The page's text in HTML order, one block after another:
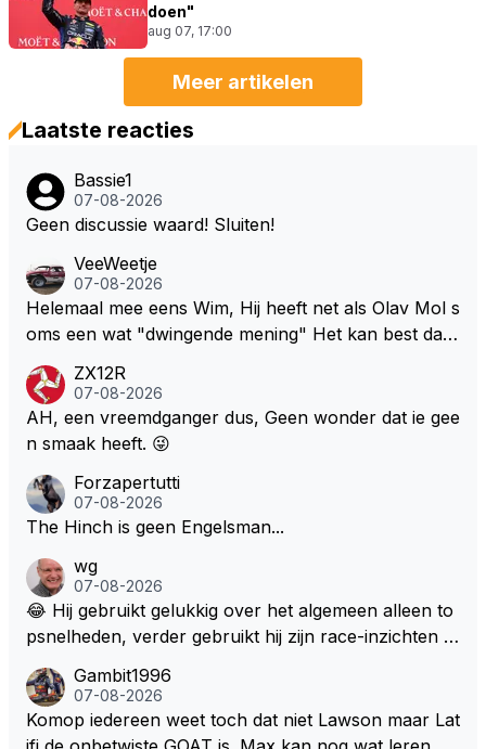
doen"
aug 07, 17:00
Meer artikelen
Laatste reacties
Bassie1
07-08-2026
Geen discussie waard! Sluiten!
VeeWeetje
07-08-2026
Helemaal mee eens Wim, Hij heeft net als Olav Mol s
oms een wat "dwingende mening" Het kan best dat
l bij Windsor op te roepen. Maar in een tijd zonder r
aces zijn dit leuke berichtjes
ZX12R
07-08-2026
AH, een vreemdganger dus, Geen wonder dat ie gee
n smaak heeft. 😜
Forzapertutti
07-08-2026
The Hinch is geen Engelsman...
wg
07-08-2026
😂 Hij gebruikt gelukkig over het algemeen alleen to
psnelheden, verder gebruikt hij zijn race-inzichten q
een bocht zegt helemaal niets, dus wat dat betreft h
eeft hij sowieso gelijk 😂.
Gambit1996
07-08-2026
Komop iedereen weet toch dat niet Lawson maar Lat